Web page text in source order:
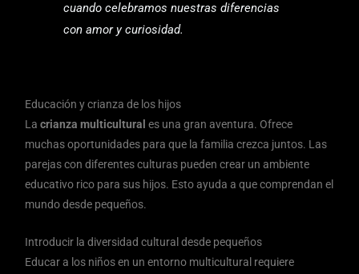
cuando celebramos nuestras diferencias
con amor y curiosidad.
Educación y crianza de los hijos
Lacrianza multicultural es una gran aventura. Ofrece
muchas oportunidades para que la familia crezca juntos. Las
parejas con diferentes culturas pueden crear un ambiente
educativo rico para sus hijos. Esto ayuda a que comprendan el
mundo desde pequeños.
Introducir la diversidad cultural desde pequeños
Educar a los niños en un entorno multicultural requiere